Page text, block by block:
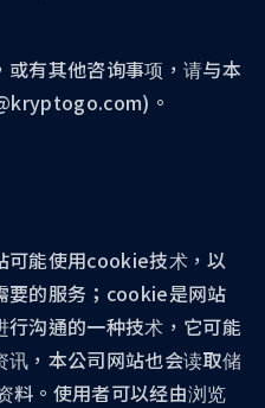
有其他咨询事项，请与本
。
可能使用cookie技术，以
要的服务；cookie是网站
沟通的一种技术，它可能
，本公司网站也会读取储
料。使用者可以经由浏览